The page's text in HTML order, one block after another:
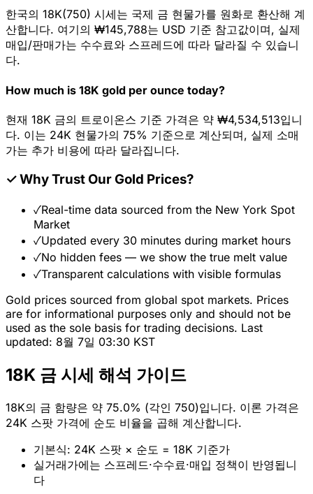
한국의 18K(750) 시세는 국제 금 현물가를 원화로 환산해 계
산합니다. 여기의 ₩145,788는 USD 기준 참고값이며, 실제
매입/판매가는 수수료와 스프레드에 따라 달라질 수 있습니
다.
How much is 18K gold per ounce today?
현재 18K 금의 트로이온스 기준 가격은 약 ₩4,534,513입니
다. 이는 24K 현물가의 75% 기준으로 계산되며, 실제 소매
가는 추가 비용에 따라 달라집니다.
✓Why Trust Our Gold Prices?
✓Real-time data sourced from the New York Spot
Market
✓Updated every 30 minutes during market hours
✓No hidden fees — we show the true melt value
✓Transparent calculations with visible formulas
Gold prices sourced from global spot markets. Prices
are for informational purposes only and should not be
used as the sole basis for trading decisions. Last
updated: 8월 7일 03:30 KST
18K 금 시세 해석 가이드
18K의 금 함량은 약 75.0% (각인 750)입니다. 이론 가격은
24K 스팟 가격에 순도 비율을 곱해 계산합니다.
기본식: 24K 스팟 × 순도 = 18K 기준가
실거래가에는 스프레드·수수료·매입 정책이 반영됩니
다